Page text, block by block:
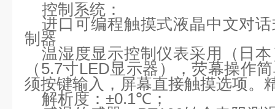
控制系统：
进口可编程触摸式液晶中文对
制器
温湿度显示控制仪表采用（日
（ 5.7寸LED显示器），荧幕操作
须按键输入，屏幕直接触摸选项。
解析度： ±0.1℃；